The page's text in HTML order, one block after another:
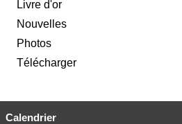
Livre d'or
Nouvelles
Photos
Télécharger
Calendrier